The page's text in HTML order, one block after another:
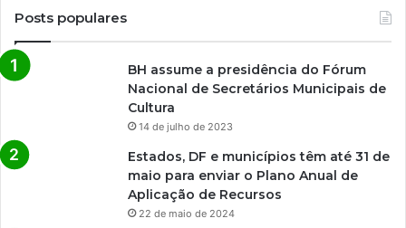
Posts populares
BH assume a presidência do Fórum
Nacional de Secretários Municipais de
Cultura
14 de julho de 2023
Estados, DF e municípios têm até 31 de
maio para enviar o Plano Anual de
Aplicação de Recursos
22 de maio de 2024